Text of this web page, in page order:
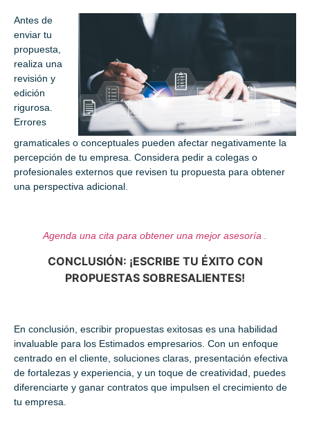
Antes de
enviar tu
propuesta,
realiza una
revisión y
edición
rigurosa.
Errores
gramaticales o conceptuales pueden afectar negativamente la
percepción de tu empresa. Considera pedir a colegas o
profesionales externos que revisen tu propuesta para obtener
una perspectiva adicional.
Agenda una cita para obtener una mejor asesoría .
CONCLUSIÓN: ¡ESCRIBE TU ÉXITO CON
PROPUESTAS SOBRESALIENTES!
En conclusión, escribir propuestas exitosas es una habilidad
invaluable para los Estimados empresarios. Con un enfoque
centrado en el cliente, soluciones claras, presentación efectiva
de fortalezas y experiencia, y un toque de creatividad, puedes
diferenciarte y ganar contratos que impulsen el crecimiento de
tu empresa.